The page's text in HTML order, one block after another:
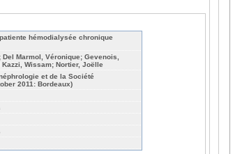
hémodialysée chronique
Marmol, Véronique; Gevenois,
Wissam; Nortier, Joëlle
et de la Société
2011: Bordeaux)